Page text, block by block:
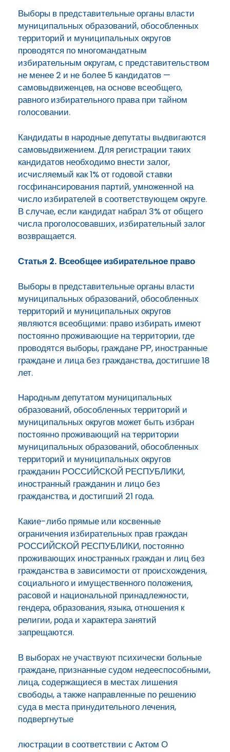
Выборы в представительные органы власти
муниципальных образований, обособленных
территорий и муниципальных округов
проводятся по многомандатным
избирательным округам, с представительством
не менее 2 и не более 5 кандидатов —
самовыдвиженцев, на основе всеобщего,
равного избирательного права при тайном
голосовании.
Кандидаты в народные депутаты выдвигаются
самовыдвижением. Для регистрации таких
кандидатов необходимо внести залог,
исчисляемый как 1% от годовой ставки
госфинансирования партий, умноженной на
число избирателей в соответствующем округе.
В случае, если кандидат набрал 3% от общего
числа проголосовавших, избирательный залог
возвращается.
Статья 2. Всеобщее избирательное право
Выборы в представительные органы власти
муниципальных образований, обособленных
территорий и муниципальных округов
являются всеобщими: право избирать имеют
постоянно проживающие на территории, где
проводятся выборы, граждане РР, иностранные
граждане и лица без гражданства, достигшие 18
лет.
Народным депутатом муниципальных
образований, обособленных территорий и
муниципальных округов может быть избран
постоянно проживающий на территории
муниципальных образований, обособленных
территорий и муниципальных округов
гражданин РОССИЙСКОЙ РЕСПУБЛИКИ,
иностранный гражданин и лицо без
гражданства, и достигший 21 года.
Какие-либо прямые или косвенные
ограничения избирательных прав граждан
РОССИЙСКОЙ РЕСПУБЛИКИ, постоянно
проживающих иностранных граждан и лиц без
гражданства в зависимости от происхождения,
социального и имущественного положения,
расовой и национальной принадлежности,
гендера, образования, языка, отношения к
религии, рода и характера занятий
запрещаются.
В выборах не участвуют психически больные
граждане, признанные судом недееспособными,
лица, содержащиеся в местах лишения
свободы, а также направленные по решению
суда в места принудительного лечения,
подвергнутые
люстрации в соответствии с Актом О